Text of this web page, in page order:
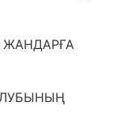
ЖАНДАРҒА